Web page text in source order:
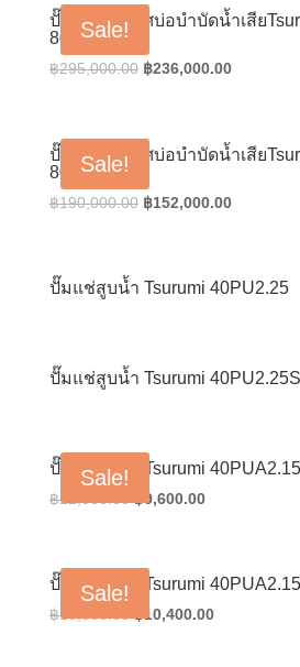
฿228,000.00.฿
Sale!
ปั๊มเติมอากาศบ่อบำบัดน้ำเสีย
80TRN417
฿295,000.00 Original
฿295,000.00.
฿236,000.00Current
฿
Sale!
ปั๊มเติมอากาศบ่อบำบัดน้ำเสีย
80TRN47.5
฿190,000.00 Original
฿190,000.00.
฿152,000.00Current
฿
ปั๊มแช่สูบน้ำ Tsurumi 40PU2.25
ปั๊มแช่สูบน้ำ Tsurumi 40PU2.25S
Sale!
ปั๊มแช่สูบน้ำ Tsurumi 40PUA2.15
฿12,000.00
Original
฿12,000.00.
฿9,600.00Current
฿9,600.00.
Sale!
ปั๊มแช่สูบน้ำ Tsurumi
฿13,000.00
Original
฿10,400.00Current